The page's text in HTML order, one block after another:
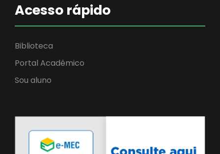
Acesso rápido
Biblioteca
Portal Acadêmico
Sou aluno